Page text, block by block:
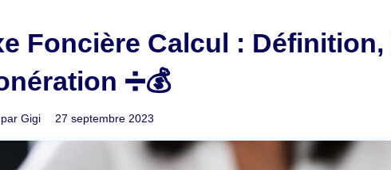
Foncière Calcul :
➗💰
Gigi 27 septembre 2023